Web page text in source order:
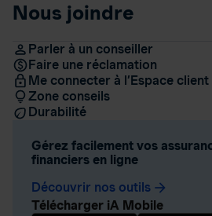
Nous joindre
Parler à un conseiller
Faire une réclamation
Me connecter à l’Espace client
Zone conseils
Durabilité
Gérez facilement vos
financiers en ligne
Découvrir nos outils arrow_forward
Télécharger iA Mobile